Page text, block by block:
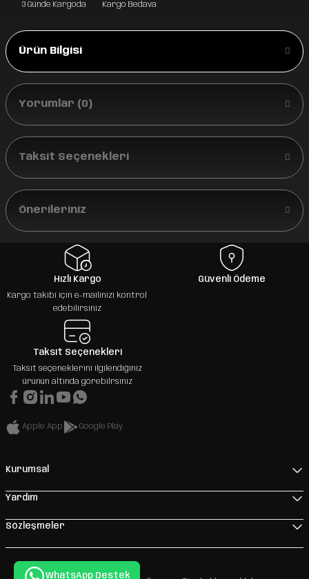
3 Günde Kargoda Kargo Bedava
Ürün Bilgisi
Yorumlar (0)
Taksit Seçenekleri
Önerileriniz
Hızlı Kargo
Kargo takibi için e-mailinizi kontrol
edebilirsiniz
Güvenli Ödeme
Taksit Seçenekleri
Taksit seçeneklerini ilgilendiğiniz
ürünün altında görebilrsiniz
Apple App Google Play
Kurumsal
Yardım
Sözleşmeler
WhatsApp Destek